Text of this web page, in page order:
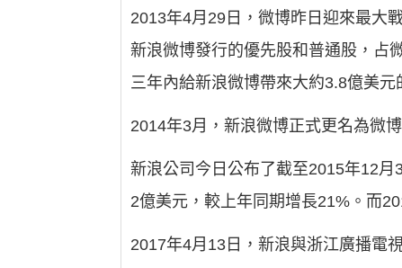
2013年4月29日，微博昨日迎來最大
新浪微博發行的優先股和普通股，占
三年內給新浪微博帶來大約3.8億美
2014年3月，新浪微博正式更名為微博
新浪公司今日公布了截至2015年12
2億美元，較上年同期增長21%。而
2017年4月13日，新浪與浙江廣播電